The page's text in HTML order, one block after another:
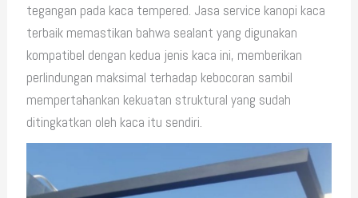
tegangan pada kaca tempered. Jasa service kanopi kaca
terbaik memastikan bahwa sealant yang digunakan
kompatibel dengan kedua jenis kaca ini, memberikan
perlindungan maksimal terhadap kebocoran sambil
mempertahankan kekuatan struktural yang sudah
ditingkatkan oleh kaca itu sendiri.